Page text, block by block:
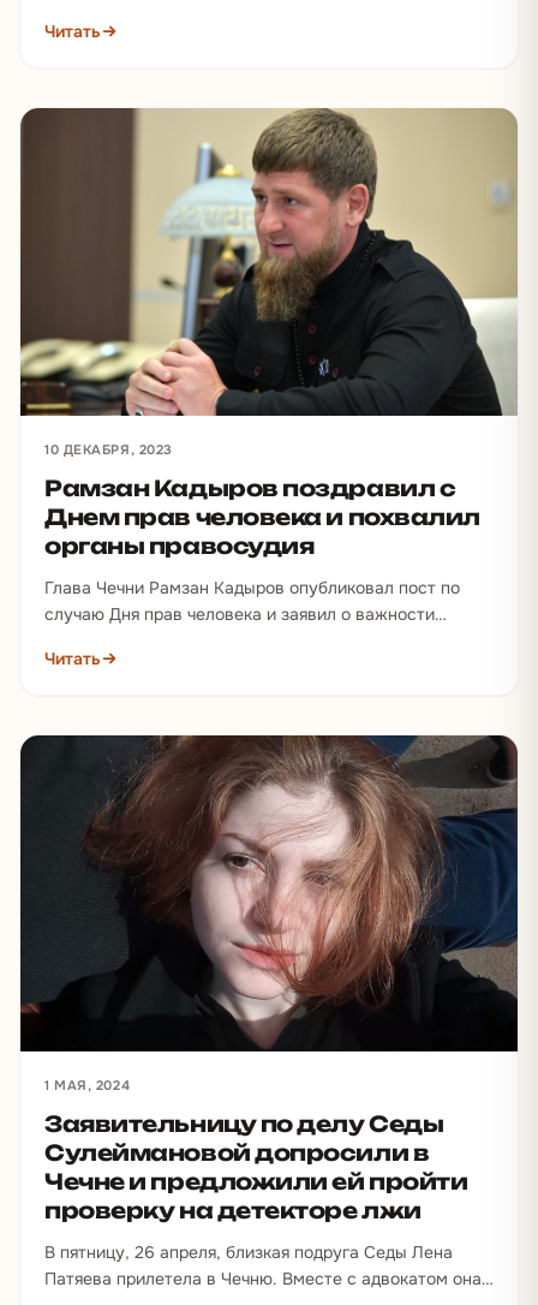
Читать
10 ДЕКАБРЯ, 2023
Рамзан Кадыров поздравил с
Днем прав человека и похвалил
органы правосудия
Глава Чечни Рамзан Кадыров опубликовал пост по
случаю Дня прав человека и заявил о важности
Читать
1 МАЯ, 2024
Заявительницу по делу Седы
Сулеймановой допросили в
Чечне и предложили ей пройти
проверку на детекторе лжи
В пятницу, 26 апреля, близкая подруга Седы Лена
Патяева прилетела в Чечню. Вместе с адвокатом она